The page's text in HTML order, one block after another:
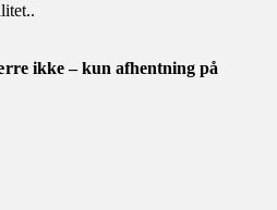
ikke – kun afhentning på